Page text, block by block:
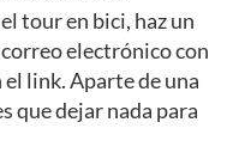
tour en bici, haz un
electrónico con
link. Aparte de una
que dejar nada para